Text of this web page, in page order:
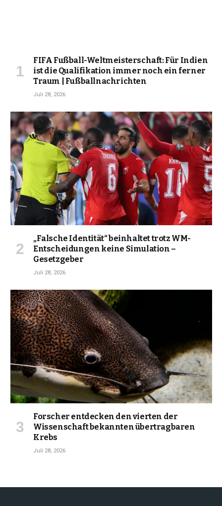
FIFA Fußball-Weltmeisterschaft: Für Indien
ist die Qualifikation immer noch ein ferner
Traum | Fußballnachrichten
Juli 28, 2026
„Falsche Identität“ beinhaltet trotz WM-
Entscheidungen keine Simulation –
Gesetzgeber
Juli 28, 2026
Forscher entdecken den vierten der
Wissenschaft bekannten übertragbaren
Krebs
Juli 28, 2026